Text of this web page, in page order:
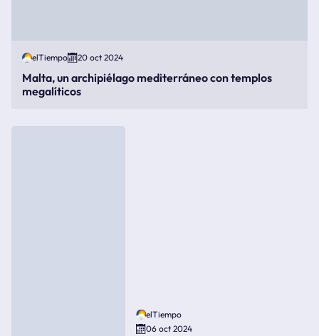
elTiempo 20 oct 2024
Malta, un archipiélago mediterráneo con templos
megalíticos
elTiempo
06 oct 2024